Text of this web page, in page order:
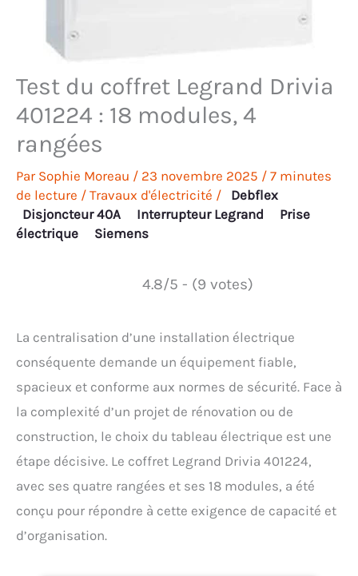
Test du coffret Legrand Drivia
401224 : 18 modules, 4
rangées
Par Sophie Moreau / 23 novembre 2025 / 7 minutes
de lecture / Travaux d'électricité /
Debflex
Disjoncteur 40A
Interrupteur Legrand
Prise
électrique
Siemens
4.8/5 - (9 votes)
La centralisation d’une installation électrique
conséquente demande un équipement fiable,
spacieux et conforme aux normes de sécurité. Face à
la complexité d’un projet de rénovation ou de
construction, le choix du tableau électrique est une
étape décisive. Le coffret Legrand Drivia 401224,
avec ses quatre rangées et ses 18 modules, a été
conçu pour répondre à cette exigence de capacité et
d’organisation.